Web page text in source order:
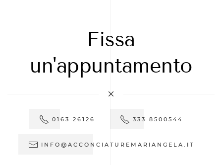
Fissa
un'appuntamento
0163 26126 333 8500544
INFO@ACCONCIATUREMARIANGELA.IT